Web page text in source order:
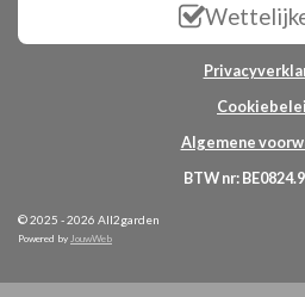
Algemene
BTW nr:
© 2025 - 2026 All2garden
Powered by JouwWeb